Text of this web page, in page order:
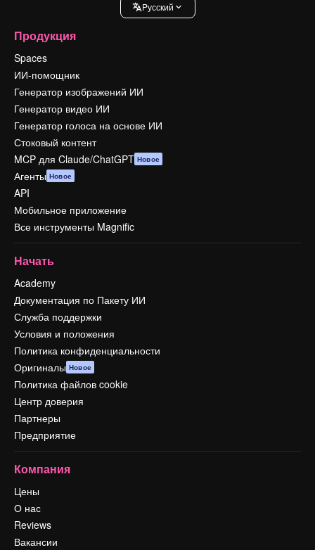
Pусский
Продукция
Spaces
ИИ-помощник
Генератор изображений ИИ
Генератор видео ИИ
Генератор голоса на основе ИИ
Стоковый контент
MCP для Claude/ChatGPT Новое
Агенты Новое
API
Мобильное приложение
Все инструменты Magnific
Начать
Academy
Документация по Пакету ИИ
Служба поддержки
Условия и положения
Политика конфиденциальности
Оригиналы Новое
Политика файлов cookie
Центр доверия
Партнеры
Предприятие
Компания
Цены
О нас
Reviews
Вакансии